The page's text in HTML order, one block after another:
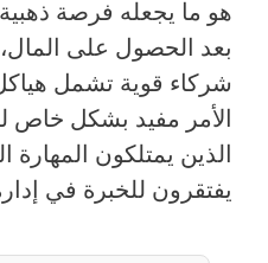
هو ما يجعله فرصة
بعد الحصول على
شركاء قوية تشمل
الأمر مفيد بشكل
الذين يمتلكون المهارة
يفتقرون للخبرة في